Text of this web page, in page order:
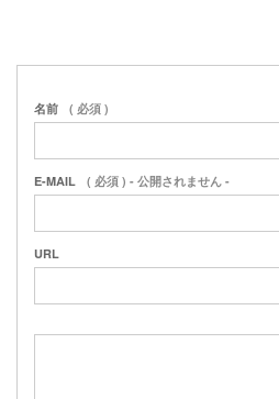
名前 ( 必須 )
E-MAIL ( 必須 ) - 公開されません -
URL